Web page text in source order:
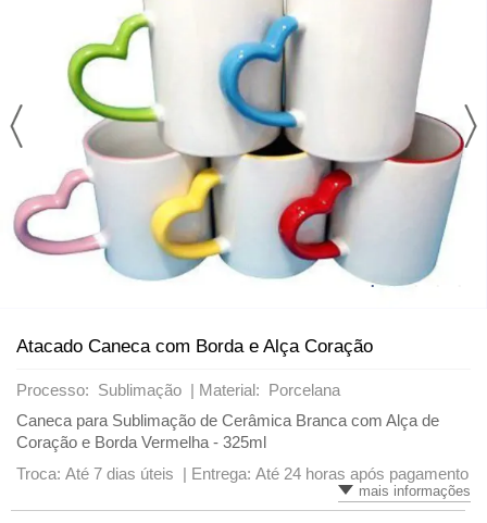
VARIADOS
JATEADOS
CANECA VIDRO
CANECA PORCELANA
MOUSE PAD
PLACA DE ALUMÍNIO
PLACA DE IMÃ
PORTA-RETRATO
PAPEL E TINTA
GARRAFAS TÉRMICAS
TIRANTES
LONGDRINKS
SQUEEZES
TAÇAS
LÂMINA DE CORTE
FILME DE RECORTE
BASE DE RECORTE
Atacado Caneca com Borda e Alça Coração
Processo: Sublimação | Material: Porcelana
Caneca para Sublimação de Cerâmica Branca com Alça de
Coração e Borda Vermelha - 325ml
Troca: Até 7 dias úteis | Entrega: Até 24 horas após pagamento
mais informações